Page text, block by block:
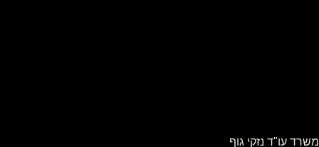
משרד עו"ד נזקי גוף